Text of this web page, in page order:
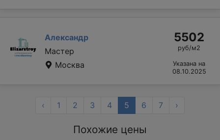
Александр
Мастер
Москва
5502
руб/м2
Указана на
08.10.2025
‹ 1 2 3 4 5 6 7 ›
Похожие цены